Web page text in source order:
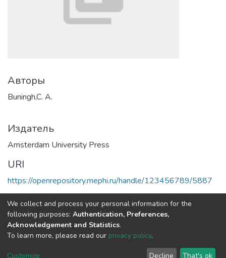
Авторы
Buningh,C. A.
Издатель
Amsterdam University Press
URI
https://openrepository.mephi.ru/handle/123456789/5887
Полная страница элемента
DSpace softwarecopyright © 2002-2026
файлов
конечным
отзыв
We collect and process your personal information for the
following purposes: Authentication, Preferences,
Acknowledgement and Statistics.
To learn more, please read our privacy policy.
Customize Decline That's ok